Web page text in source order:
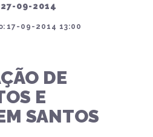
27-09-2014
17-09-2014 13:00
DE
E
SANTOS